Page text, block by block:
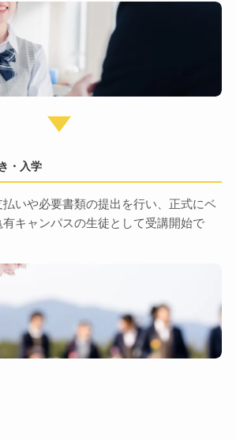
・入学
いや必要書類の提出を行い、正式にベ
キャンパスの生徒として受講開始で